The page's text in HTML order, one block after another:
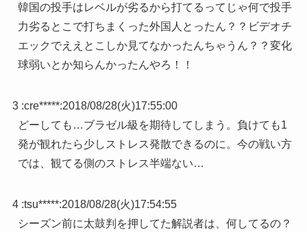
韓国の投手はレベルが劣るから打てるってじゃ何で投手
力劣るとこで打ちまくった外国人とったん？？ビデオチ
エックでええとこしか見てなかったんちゃうん？？変化
球弱いとか知らんかったんやろ！！
3 :cre*****:2018/08/28(火)17:55:00
どーしても…ブラゼル級を期待してしまう。負けても1
発が観れたら少しストレス発散できるのに。今の戦い方
では、観てる側のストレス半端ない…
4 :tsu*****:2018/08/28(火)17:54:55
シーズン前に太鼓判を押してた解説者は、何してるの？